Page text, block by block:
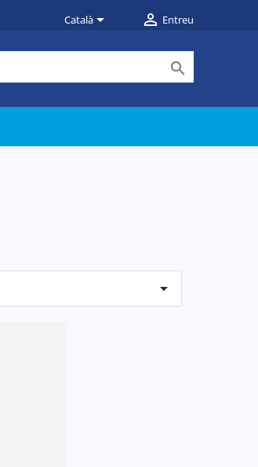
Català  Entreu

